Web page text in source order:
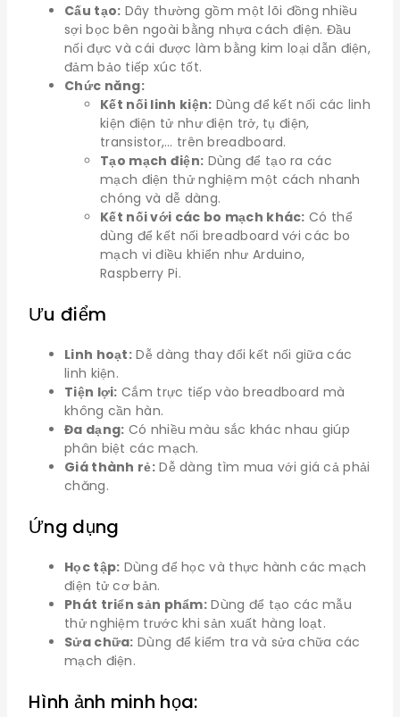
Cấu tạo: Dây thường gồm một lõi đồng nhiều
sợi bọc bên ngoài bằng nhựa cách điện. Đầu
nối đực và cái được làm bằng kim loại dẫn điện,
đảm bảo tiếp xúc tốt.
Chức năng:
Kết nối linh kiện: Dùng để kết nối các linh
kiện điện tử như điện trở, tụ điện,
transistor,… trên breadboard.
Tạo mạch điện: Dùng để tạo ra các
mạch điện thử nghiệm một cách nhanh
chóng và dễ dàng.
Kết nối với các bo mạch khác: Có thể
dùng để kết nối breadboard với các bo
mạch vi điều khiển như Arduino,
Raspberry Pi.
Ưu điểm
Linh hoạt: Dễ dàng thay đổi kết nối giữa các
linh kiện.
Tiện lợi: Cắm trực tiếp vào breadboard mà
không cần hàn.
Đa dạng: Có nhiều màu sắc khác nhau giúp
phân biệt các mạch.
Giá thành rẻ:Dễ dàng tìm mua với giá cả phải
chăng.
Ứng dụng
Học tập: Dùng để học và thực hành các mạch
điện tử cơ bản.
Phát triển sản phẩm: Dùng để tạo các mẫu
thử nghiệm trước khi sản xuất hàng loạt.
Sửa chữa: Dùng để kiểm tra và sửa chữa các
mạch điện.
Hình ảnh minh họa: